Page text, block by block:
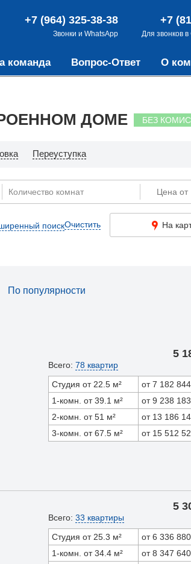
+7
Для звонков
+7 (964) 325-38-38
Звонки и WhatsApp
команда Вопрос-Ответ О
ДОМЕ БЕЗ
Переуступка
поискОчистить На
По популярности
5
Всего: 78 квартир
Студия от 22.5 м²
от 7 182 844
1-комн. от 39.1 м²
от 9 238 183
2-комн. от 51 м²
от 13 186
3-комн. от 67.5 м²
от 15 512
5
Всего: 33 квартиры
Студия от 25.3 м²
от 6 336 880
1-комн. от 34.4 м²
от 8 347 640